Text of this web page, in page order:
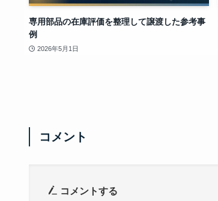
専用部品の在庫評価を整理して譲渡した参考事
例
2026年5月1日
コメント
コメントする